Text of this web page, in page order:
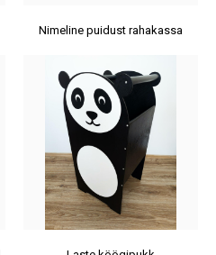
Nimeline puidust rahakassa